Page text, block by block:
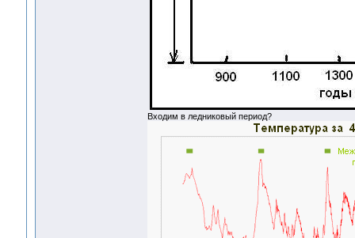
Входим в ледниковый период?